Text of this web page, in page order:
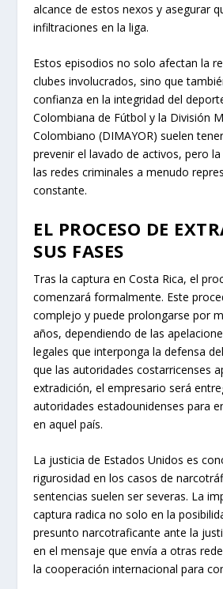
alcance de estos nexos y asegurar
infiltraciones en la liga.
Estos episodios no solo afectan la
clubes involucrados, sino que
confianza en la integridad del
Colombiana de Fútbol y la División
Colombiano (DIMAYOR) suelen
prevenir el lavado de activos, pero
las redes criminales a menudo
constante.
EL PROCESO DE
SUS FASES
Tras la captura en Costa Rica, el
comenzará formalmente. Este
complejo y puede prolongarse por
años, dependiendo de las
legales que interponga la defensa
que las autoridades costarricenses
extradición, el empresario será
autoridades estadounidenses para
en aquel país.
La justicia de Estados Unidos es
rigurosidad en los casos de
sentencias suelen ser severas. La
captura radica no solo en la
presunto narcotraficante ante la
en el mensaje que envía a otras
la cooperación internacional para